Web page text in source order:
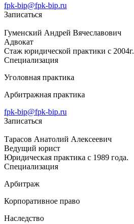
fpk-bip@fpk-bip.ru
Записаться
Гуменский Андрей Вячеславович
Адвокат
Стаж юридической практики с 2004г.
Специализация
Уголовная практика
Арбитражная практика
fpk-bip@fpk-bip.ru
Записаться
Тарасов Анатолий Алексеевич
Ведущий юрист
Юридическая практика с 1989 года.
Специализация
Арбитраж
Корпоративное право
Наследство